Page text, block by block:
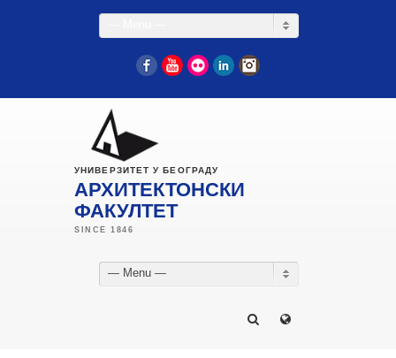
FacebookYouTube
Flickr LinkedIn
УНИВЕРЗИТЕТ У БЕОГРАДУ
АРХИТЕКТОНСКИ
ФАКУЛТЕТ
— Menu —